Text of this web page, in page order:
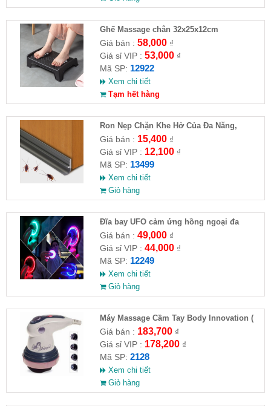
Ghế Massage chân 32x25x12cm
Giá bán : 58,000₫
Giá sỉ VIP : 53,000₫
Mã SP: 12922
Xem chi tiết
Tạm hết hàng
Ron Nẹp Chặn Khe Hở Của Đa Năng,
Chống Côn Trùng( HĐ )
Giá bán : 15,400₫
Giá sỉ VIP : 12,100₫
Mã SP: 13499
Xem chi tiết
Giỏ hàng
Đĩa bay UFO cảm ứng hồng ngoại đa
chiều tự động bay về
Giá bán : 49,000₫
Giá sỉ VIP : 44,000₫
Mã SP: 12249
Xem chi tiết
Giỏ hàng
Máy Massage Cầm Tay Body Innovation (
HĐ )
Giá bán : 183,700₫
Giá sỉ VIP : 178,200₫
Mã SP: 2128
Xem chi tiết
Giỏ hàng